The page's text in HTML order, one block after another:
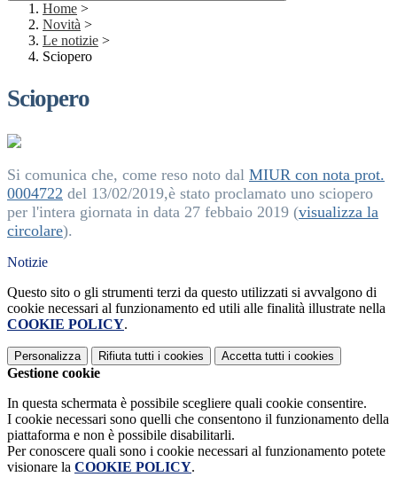
Home >
Novità >
Le notizie >
Sciopero
Sciopero
Si comunica che, come reso noto dal MIUR con nota prot.
0004722 del 13/02/2019,è stato proclamato uno sciopero
per l'intera giornata in data 27 febbaio 2019 (visualizza la
circolare).
Notizie
Questo sito o gli strumenti terzi da questo utilizzati si avvalgono di
cookie necessari al funzionamento ed utili alle finalità illustrate nella
COOKIE POLICY.
Personalizza Rifiuta tutti i cookies Accetta tutti i cookies
Gestione cookie
In questa schermata è possibile scegliere quali cookie consentire.
I cookie necessari sono quelli che consentono il funzionamento della
piattaforma e non è possibile disabilitarli.
Per conoscere quali sono i cookie necessari al funzionamento potete
visionare la COOKIE POLICY.